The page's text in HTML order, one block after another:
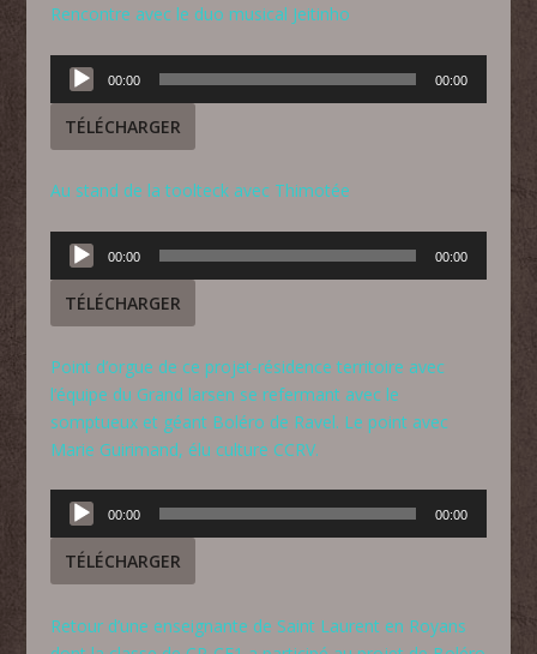
Rencontre avec le duo musical Jeitinho
Lecteur
audio
00:00 00:00
TÉLÉCHARGER
Au stand de la toolteck avec Thimotée
Lecteur
audio
00:00 00:00
TÉLÉCHARGER
Point d’orgue de ce projet-résidence territoire avec
l’équipe du Grand larsen se refermant avec le
somptueux et géant Boléro de Ravel. Le point avec
Marie Guirimand, élu culture CCRV.
Lecteur
audio
00:00 00:00
TÉLÉCHARGER
Retour d’une enseignante de Saint Laurent en Royans